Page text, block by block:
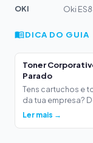
OKI
Oki
DICA DO GUIA
Toner
Parado
Tens cartuchos e
da tua empresa?
Ler mais →